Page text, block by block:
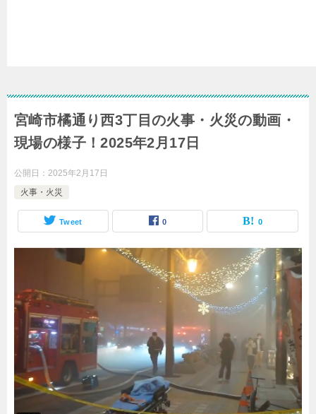
宮崎市橘通り西3丁目の火事・火災の動画・
現場の様子！2025年2月17日
公開日： 2025年2月17日
火事・火災
Tweet 0 0